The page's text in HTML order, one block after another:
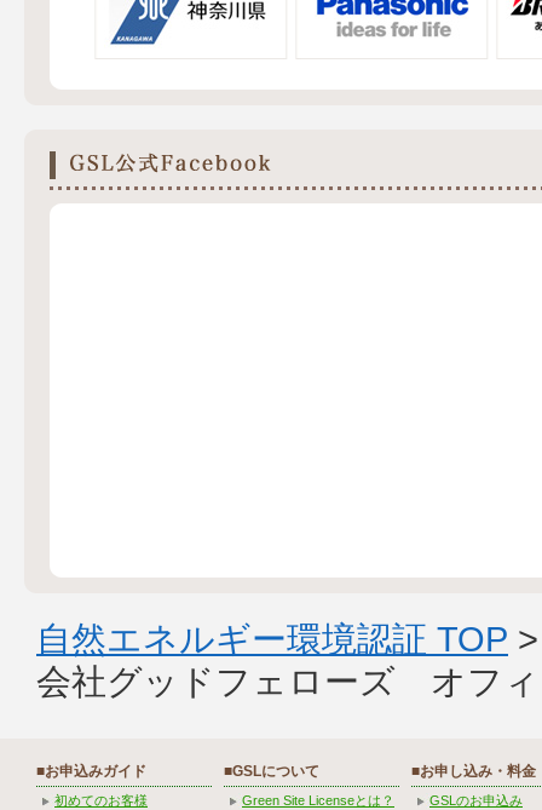
自然エネルギー環境認証 TOP
会社グッドフェローズ オフ
■お申込みガイド
初めてのお客様
■GSLについて
Green Site Licenseとは？
■お申し込み・料金
GSLのお申込み